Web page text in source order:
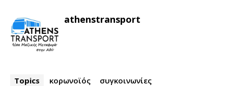
athenstransport
Topics κορωνοϊός συγκοινωνίες